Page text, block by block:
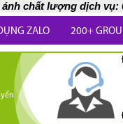
ánh chất lượng dịch vụ:
ZALO 200+